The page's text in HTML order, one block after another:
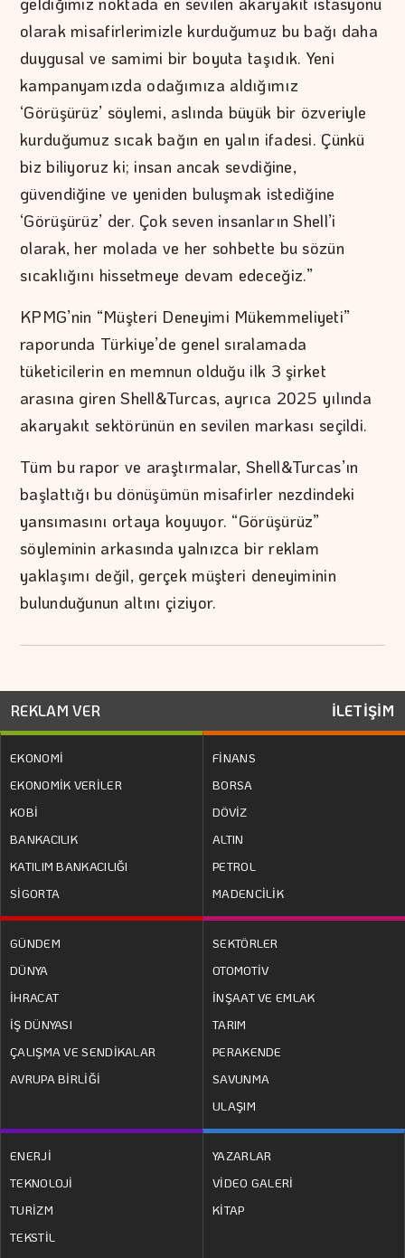
olarak misafirlerimizle kurduğumuz bu bağı daha
duygusal ve samimi bir boyuta taşıdık. Yeni
kampanyamızda odağımıza aldığımız
‘Görüşürüz’ söylemi, aslında büyük bir özveriyle
kurduğumuz sıcak bağın en yalın ifadesi. Çünkü
biz biliyoruz ki; insan ancak sevdiğine,
güvendiğine ve yeniden buluşmak istediğine
‘Görüşürüz’ der. Çok seven insanların Shell’i
olarak, her molada ve her sohbette bu sözün
sıcaklığını hissetmeye devam edeceğiz.”
KPMG’nin “Müşteri Deneyimi Mükemmeliyeti”
raporunda Türkiye’de genel sıralamada
tüketicilerin en memnun olduğu ilk 3 şirket
arasına giren Shell&Turcas, ayrıca 2025 yılında
akaryakıt sektörünün en sevilen markası seçildi.
Tüm bu rapor ve araştırmalar, Shell&Turcas’ın
başlattığı bu dönüşümün misafirler nezdindeki
yansımasını ortaya koyuyor. “Görüşürüz”
söyleminin arkasında yalnızca bir reklam
yaklaşımı değil, gerçek müşteri deneyiminin
bulunduğunun altını çiziyor.
REKLAM VER İLETİŞİM
EKONOMİ
EKONOMİK VERİLER
KOBİ
BANKACILIK
KATILIM BANKACILIĞI
SİGORTA
FİNANS
BORSA
DÖVİZ
ALTIN
PETROL
MADENCİLİK
GÜNDEM
DÜNYA
İHRACAT
İŞ DÜNYASI
ÇALIŞMA VE SENDİKALAR
AVRUPA BİRLİĞİ
SEKTÖRLER
OTOMOTİV
İNŞAAT VE EMLAK
TARIM
PERAKENDE
SAVUNMA
ULAŞIM
ENERJİ
TEKNOLOJİ
TURİZM
TEKSTİL
YAZARLAR
VİDEO GALERİ
KİTAP